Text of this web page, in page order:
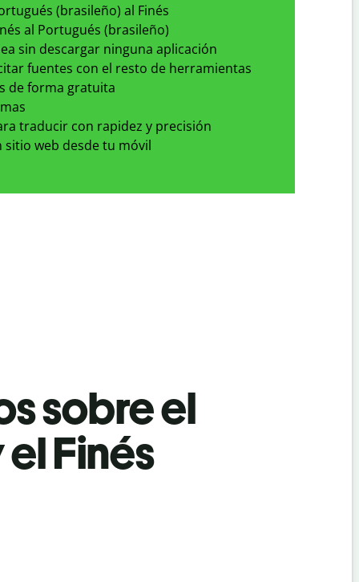
(brasileño) al Finés
al Portugués (brasileño)
sin descargar ninguna aplicación
fuentes con el resto de herramientas
de forma gratuita
traducir con rapidez y precisión
sitio web desde tu móvil
sobre el
Finés